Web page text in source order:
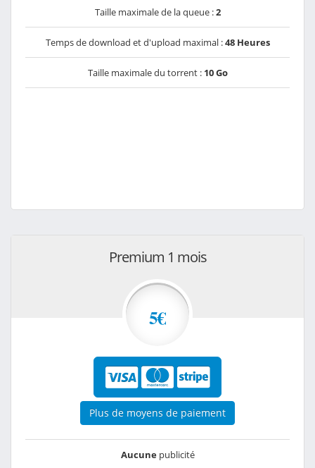
Taille maximale de la queue :2
Temps de download et d'upload maximal :48 Heures
Taille maximale du torrent : 10 Go
Premium 1 mois
5€
Plus de moyens de paiement
Aucunepublicité